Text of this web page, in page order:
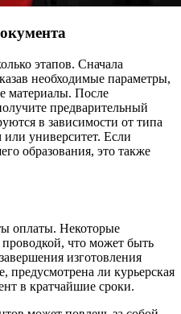
этапов. Сначала
необходимые параметры,
материалы. После
предварительный
в зависимости от типа
или университет. Если
образования, это также
оплаты. Некоторые
что может быть
изготовления
предусмотрена ли курьерская
в кратчайшие сроки.